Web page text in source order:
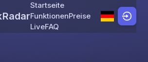
Skip to content
Startseite
FunktionenPreise
LiveFAQ